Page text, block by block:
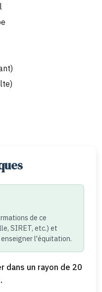
de ce
SIRET, etc.) et
l'équitation.
dans un rayon de 20